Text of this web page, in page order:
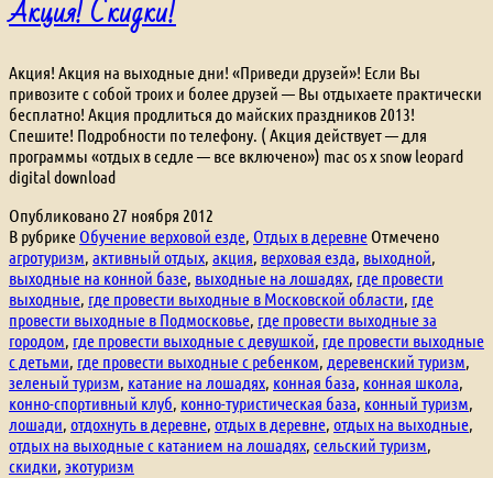
Акция! Скидки!
Акция! Акция на выходные дни! «Приведи друзей»! Если Вы
привозите с собой троих и более друзей — Вы отдыхаете практически
бесплатно! Акция продлиться до майских праздников 2013!
Спешите! Подробности по телефону. ( Акция действует — для
программы «отдых в седле — все включено») mac os x snow leopard
digital download
Опубликовано 27 ноября 2012
В рубрике Обучение верховой езде, Отдых в деревне Отмечено
агротуризм, активный отдых, акция, верховая езда, выходной,
выходные на конной базе, выходные на лошадях, где провести
выходные, где провести выходные в Московской области, где
провести выходные в Подмосковье, где провести выходные за
городом, где провести выходные с девушкой, где провести выходные
с детьми, где провести выходные с ребенком, деревенский туризм,
зеленый туризм, катание на лошадях, конная база, конная школа,
конно-спортивный клуб, конно-туристическая база, конный туризм,
лошади, отдохнуть в деревне, отдых в деревне, отдых на выходные,
отдых на выходные с катанием на лошадях, сельский туризм,
скидки, экотуризм